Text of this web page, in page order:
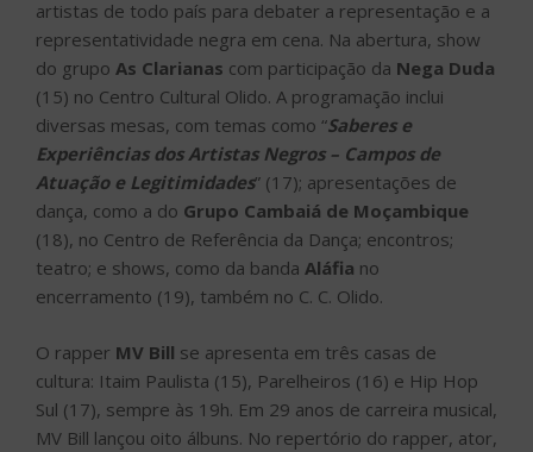
artistas de todo país para debater a representação e a
representatividade negra em cena. Na abertura, show
do grupo As Clarianas com participação da Nega Duda
(15) no Centro Cultural Olido. A programação inclui
diversas mesas, com temas como “Saberes e
Experiências dos Artistas Negros – Campos de
Atuação e Legitimidades” (17); apresentações de
dança, como a do Grupo Cambaiá de Moçambique
(18), no Centro de Referência da Dança; encontros;
teatro; e shows, como da banda Aláfia no
encerramento (19), também no C. C. Olido.
O rapper MV Bill se apresenta em três casas de
cultura: Itaim Paulista (15), Parelheiros (16) e Hip Hop
Sul (17), sempre às 19h. Em 29 anos de carreira musical,
MV Bill lançou oito álbuns. No repertório do rapper, ator,